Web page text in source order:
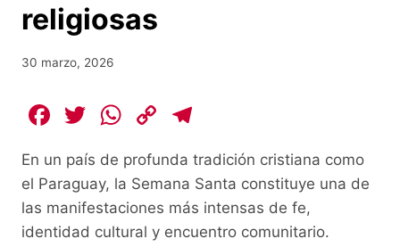
religiosas
30 marzo, 2026
F
c
e
b
T
itt
er
W
at
s
A
C
p
y
Li
e
gr
a
En un país de profunda tradición cristiana como
el Paraguay, la Semana Santa constituye una de
las manifestaciones más intensas de fe,
identidad cultural y encuentro comunitario.